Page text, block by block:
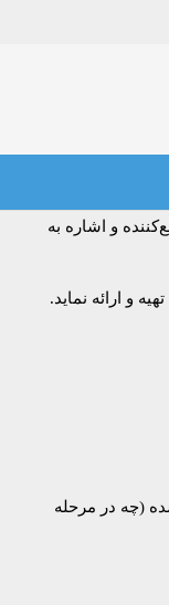
و اشاره به
و ارائه نماید.
(چه در مرحله